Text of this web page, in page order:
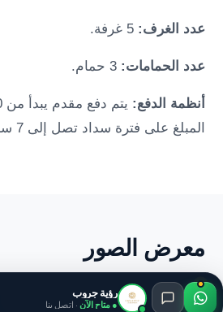
عدد الغرف: 5 غرفة.
عدد الحمامات: 3 حمام.
أنظمة الدفع:
المبلغ على فترة سداد تصل إلى 7 سنوات.
معرض الصور
رؤية جروب
● متاح الآن · اتصل بنا